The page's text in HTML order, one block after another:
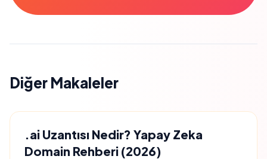
Diğer Makaleler
.ai Uzantısı Nedir? Yapay Zeka
Domain Rehberi (2026)